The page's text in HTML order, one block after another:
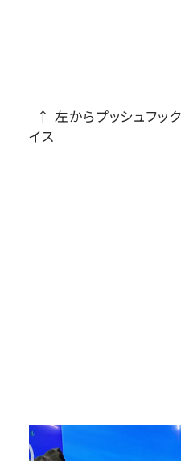
↑ 左からプッシュフック
イス